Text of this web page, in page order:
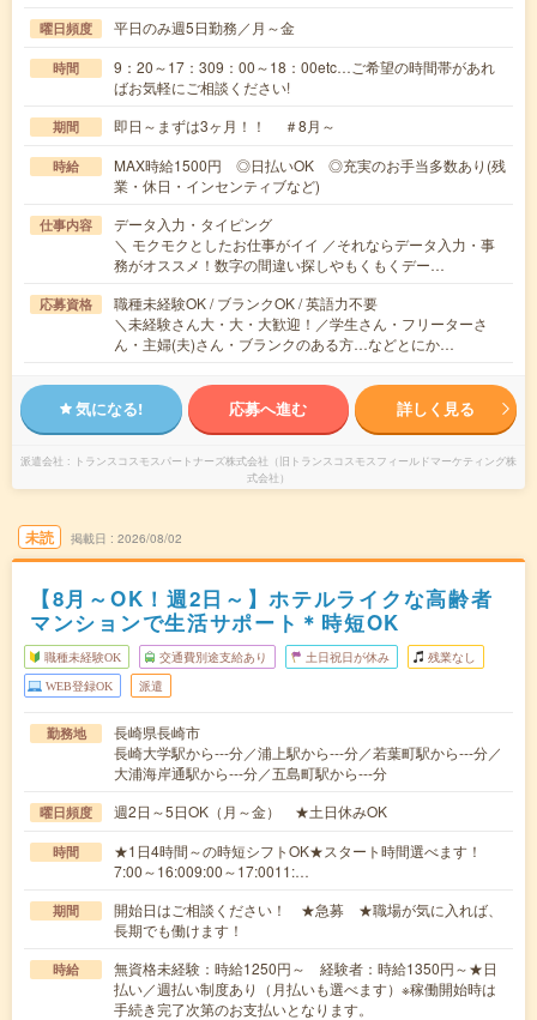
曜日頻度 平日のみ週5日勤務／月～金
時間
9：20～17：309：00～18：00etc…ご希望の時間帯があれ
ばお気軽にご相談ください!
期間 即日～まずは3ヶ月！！ ＃8月～
時給
MAX時給1500円 ◎日払いOK ◎充実のお手当多数あり(残
業・休日・インセンティブなど)
仕事内容
データ入力・タイピング
＼ モクモクとしたお仕事がイイ ／それならデータ入力・事
務がオススメ！数字の間違い探しやもくもくデー…
応募資格
職種未経験OK / ブランクOK / 英語力不要
＼未経験さん大・大・大歓迎！／学生さん・フリーターさ
ん・主婦(夫)さん・ブランクのある方…などとにか…
気になる! 応募へ進む 詳しく見る
派遣会社
トランスコスモスパートナーズ株式会社（旧トランスコスモスフィールドマーケティング株
式会社）
未読 掲載日 2026/08/02
【8月～OK！週2日～】ホテルライクな高齢者
マンションで生活サポート＊時短OK
職種未経験OK 交通費別途支給あり 土日祝日が休み 残業なし
WEB登録OK 派遣
勤務地
長崎県長崎市
長崎大学駅から---分／浦上駅から---分／若葉町駅から---分／
大浦海岸通駅から---分／五島町駅から---分
曜日頻度 週2日～5日OK（月～金） ★土日休みOK
時間
★1日4時間～の時短シフトOK★スタート時間選べます！
7:00～16:009:00～17:0011:…
期間
開始日はご相談ください！ ★急募 ★職場が気に入れば、
長期でも働けます！
時給
無資格未経験：時給1250円～ 経験者：時給1350円～★日
払い／週払い制度あり（月払いも選べます）※稼働開始時は
手続き完了次第のお支払いとなります。